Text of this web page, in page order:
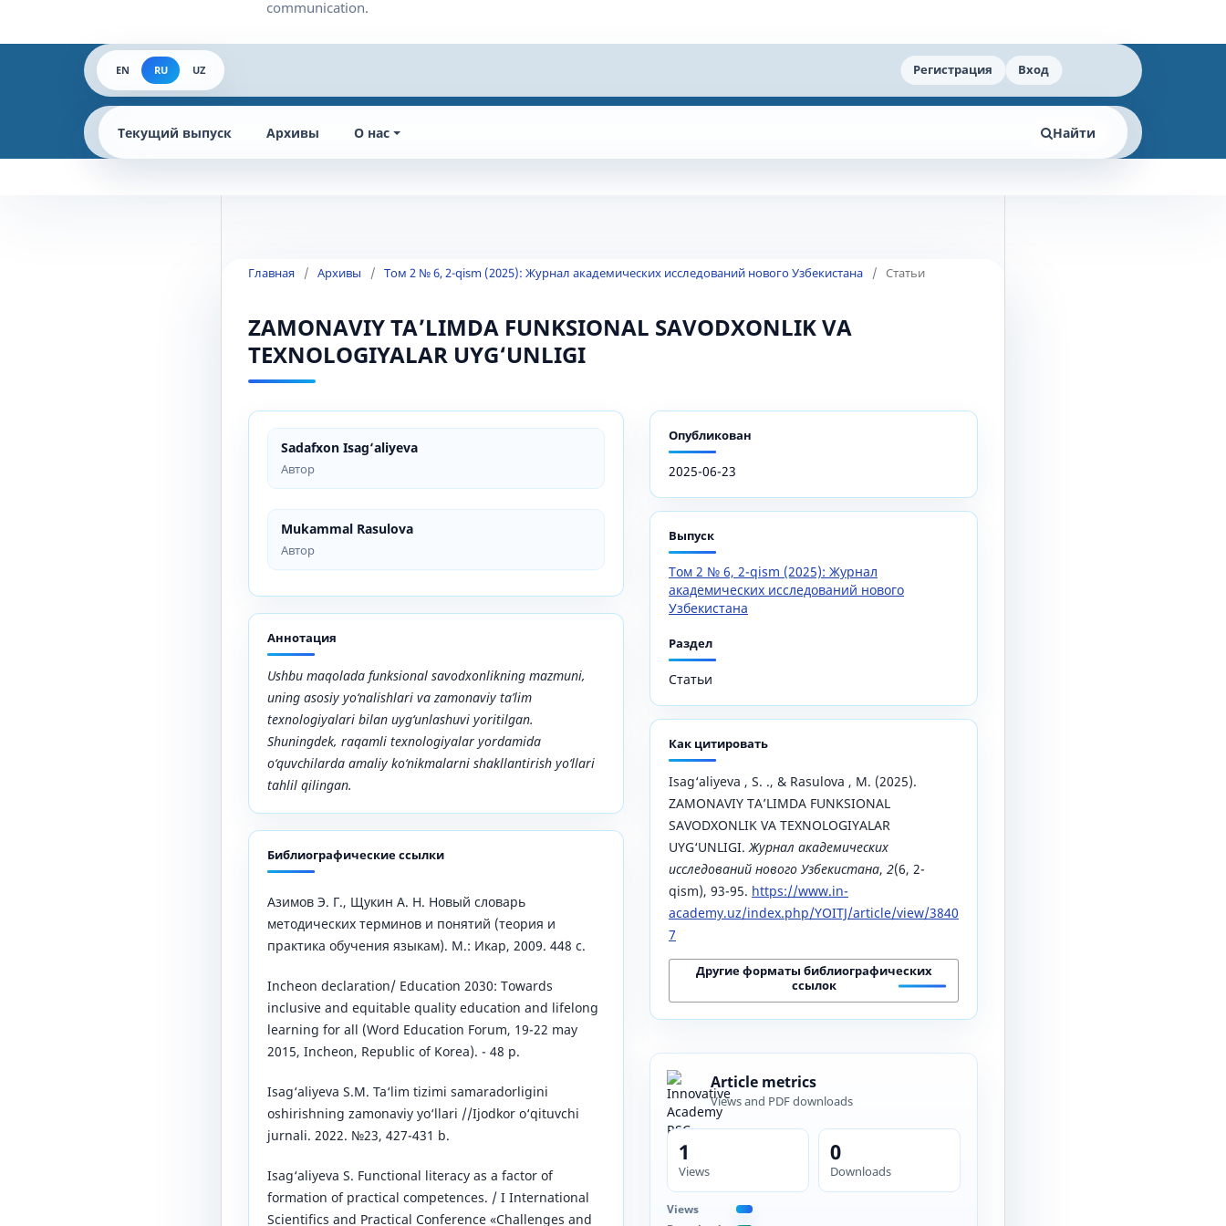
EN RU UZ Регистрация Вход
Текущий выпуск Архивы О нас Найти
Главная / Архивы / Том 2 № 6, 2-qism (2025): Журнал академических исследований нового Узбекистана / Статьи
ZAMONAVIY TA’LIMDA FUNKSIONAL SAVODXONLIK VA
TEXNOLOGIYALAR UYG‘UNLIGI
Sadafxon Isag‘aliyeva
Автор
Mukammal Rasulova
Автор
Аннотация
Ushbu maqolada funksional savodxonlikning mazmuni,
uning asosiy yo‘nalishlari va zamonaviy ta’lim
texnologiyalari bilan uyg‘unlashuvi yoritilgan.
Shuningdek, raqamli texnologiyalar yordamida
o‘quvchilarda amaliy ko‘nikmalarni shakllantirish yo‘llari
tahlil qilingan.
Библиографические ссылки
Азимов Э. Г., Щукин А. Н. Новый словарь
методических терминов и понятий (теория и
практика обучения языкам). М.: Икар, 2009. 448 с.
Incheon declaration/ Education 2030: Towards
inclusive and equitable quality education and lifelong
learning for all (Word Education Forum, 19-22 may
2015, Incheon, Republic of Korea). - 48 p.
Isag‘aliyeva S.M. Ta‘lim tizimi samaradorligini
oshirishning zamonaviy yo‘llari //Ijodkor o‘qituvchi
jurnali. 2022. №23, 427-431 b.
Isag‘aliyeva S. Functional literacy as a factor of
formation of practical competences. / I International
Scientifics and Practical Conference «Challenges and
Опубликован
2025-06-23
Выпуск
Том 2 № 6, 2-qism (2025): Журнал
академических исследований нового
Узбекистана
Раздел
Статьи
Как цитировать
Isag‘aliyeva , S. ., & Rasulova , M. (2025).
ZAMONAVIY TA’LIMDA FUNKSIONAL
SAVODXONLIK VA TEXNOLOGIYALAR
UYG‘UNLIGI.Журнал академических
исследований нового Узбекистана, 2(6, 2-
qism), 93-95. https://www.in-
academy.uz/index.php/YOITJ/article/view/3840
7
Другие форматы библиографических
ссылок
Article metrics
Views and PDF downloads
1
Views
0
Downloads
Views